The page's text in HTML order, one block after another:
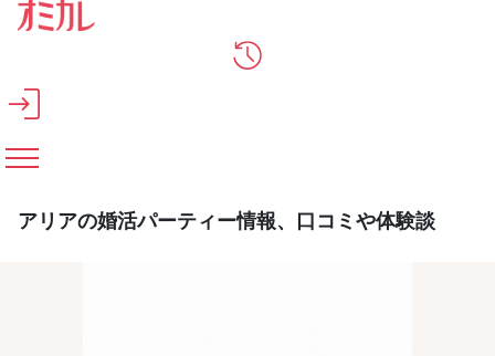
メインコンテンツへスキップ
アリアの婚活パーティー情報、口コミや体験談